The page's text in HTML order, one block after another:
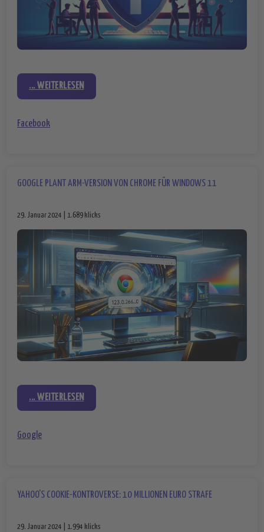
... WEITERLESEN
Facebook
GOOGLE PLANT ARM-VERSION VON CHROME FÜR WINDOWS 11
29. Januar 2024 | 1.689 klicks
... WEITERLESEN
Google
YAHOO’S COOKIE-KONTROVERSE: 10 MILLIONEN EURO STRAFE
29. Januar 2024 | 1.994 klicks